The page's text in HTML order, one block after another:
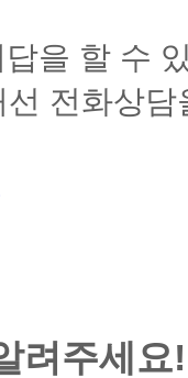
을 할 수
전화상
려주세요!